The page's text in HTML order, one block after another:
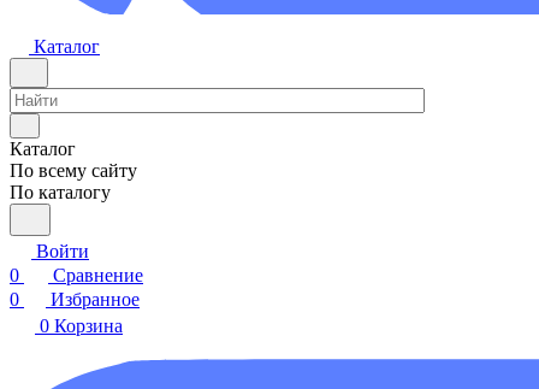
Каталог
Каталог
По всему сайту
По каталогу
Войти
0
Сравнение
0
Избранное
0 Корзина